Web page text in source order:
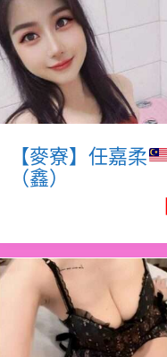
【麥寮】任嘉柔
（鑫）